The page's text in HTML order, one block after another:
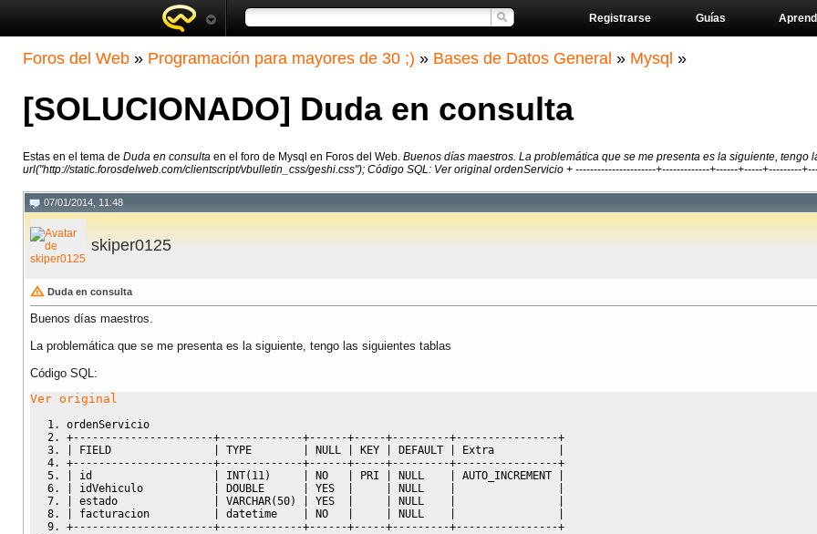
Guías
Registrarse
Foros del Web » Programación para mayores de 30 ;) » Bases de Datos General » Mysql »
[SOLUCIONADO] Duda en consulta
Estas en el tema de Duda en consulta en el foro de Mysql en Foros del Web. Buenos días maestros. La problemática que se me presenta es la siguiente, tengo
url("http://static.forosdelweb.com/clientscript/vbulletin_css/geshi.css"); Código SQL: Ver original ordenServicio + ----------------------+-------------+------+-----+---------
07/01/2014, 11:48
skiper0125
Duda en consulta
Buenos días maestros.
La problemática que se me presenta es la siguiente, tengo las siguientes tablas
Código SQL:
Ver original
ordenServicio
+----------------------+-------------+------+-----+---------+----------------+
FIELD TYPE NULL KEY DEFAULT Extra
+----------------------+-------------+------+-----+---------+----------------+
id INT( 11 ) NO PRI NULL AUTO_INCREMENT
idVehiculo DOUBLE YES NULL
estado VARCHAR(50) YES NULL
facturacion datetime NO NULL
+----------------------+-------------+------+-----+---------+----------------+